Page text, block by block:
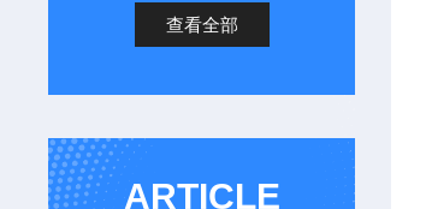
查看全部
ARTICLE